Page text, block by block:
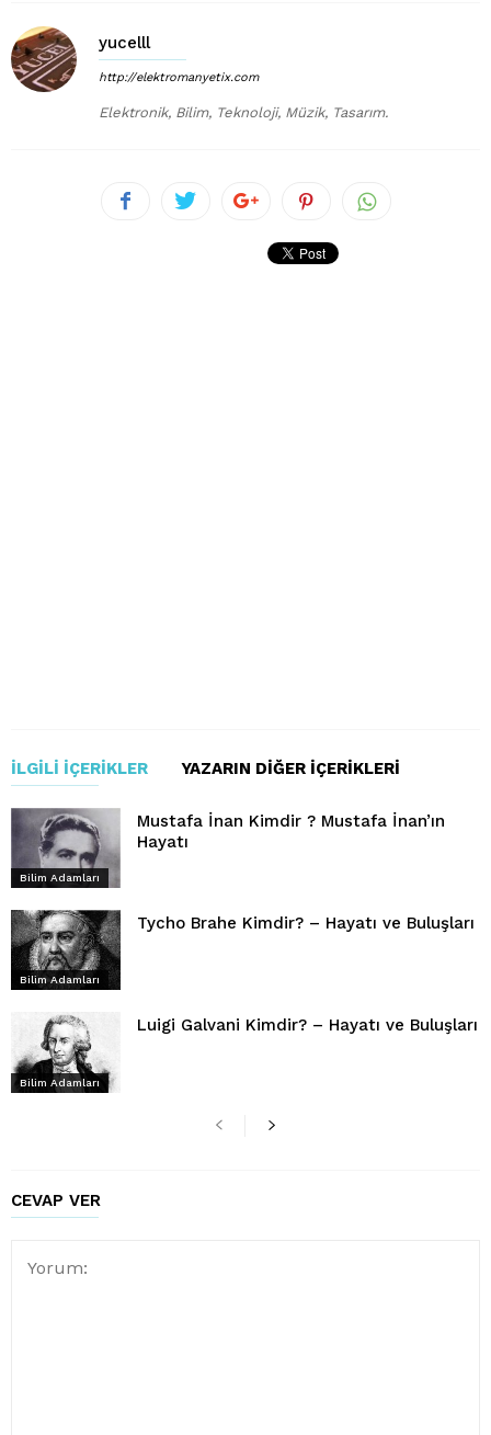
yucelll
http://elektromanyetix.com
Elektronik, Bilim, Teknoloji, Müzik, Tasarım.
İLGILI İÇERIKLER YAZARIN DIĞER İÇERIKLERI
Bilim Adamları
Mustafa İnan Kimdir ? Mustafa İnan’ın
Hayatı
Bilim Adamları
Tycho Brahe Kimdir? – Hayatı ve Buluşları
Bilim Adamları
Luigi Galvani Kimdir? – Hayatı ve Buluşları
CEVAP VER